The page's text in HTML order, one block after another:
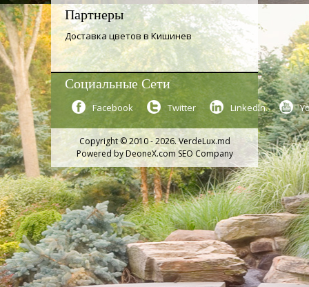
Партнеры
Доставка цветов в Кишинев
Социальные Сети
Facebook Twitter LinkedIn
Copyright © 2010 - 2026. VerdeLux.md
Powered byDeoneX.com SEO Company